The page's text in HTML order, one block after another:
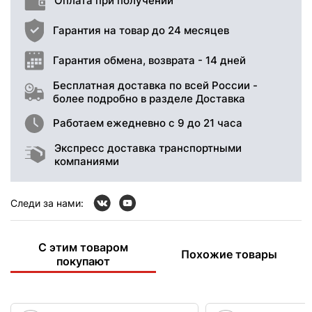
Гарантия на товар до 24 месяцев
Гарантия обмена, возврата - 14 дней
Бесплатная доставка по всей России -
более подробно в разделе Доставка
Работаем ежедневно с 9 до 21 часа
Экспресс доставка транспортными
компаниями
Следи за нами:
С этим товаром
покупают
Похожие товары